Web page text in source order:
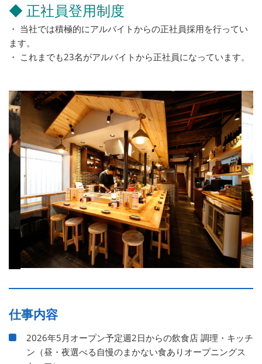
◆ 正社員登用制度
・ 当社では積極的にアルバイトからの正社員採用を行ってい
ます。
・ これまでも23名がアルバイトから正社員になっています。
仕事内容
2026年5月オープン予定週2日からの飲食店 調理・キッチ
ン（昼・夜選べる自慢のまかない食ありオープニングス